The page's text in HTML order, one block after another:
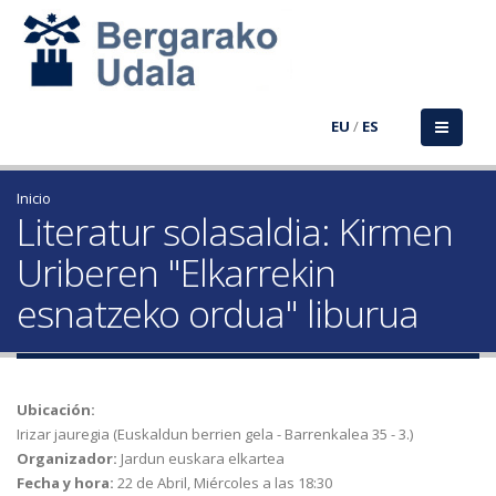
EU / ES
Inicio
Literatur solasaldia: Kirmen
Uriberen "Elkarrekin
esnatzeko ordua" liburua
Ubicación:
Irizar jauregia (Euskaldun berrien gela - Barrenkalea 35 - 3.)
Organizador: Jardun euskara elkartea
Fecha y hora: 22 de Abril, Miércoles a las 18:30